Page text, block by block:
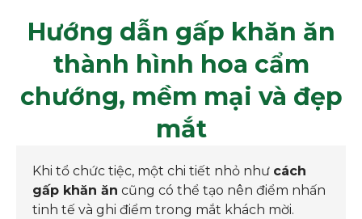
Hướng dẫn gấp khăn ăn
thành hình hoa cẩm
chướng, mềm mại và đẹp
mắt
Khi tổ chức tiệc, một chi tiết nhỏ như cách
gấp khăn ăn cũng có thể tạo nên điểm nhấn
tinh tế và ghi điểm trong mắt khách mời.